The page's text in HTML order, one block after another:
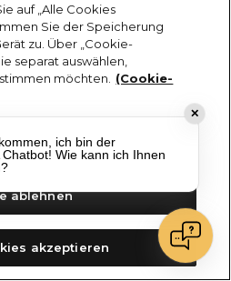
auf „Alle Cookies
Sie der Speicherung
zu. Über „Cookie-
separat auswählen,
möchten.
(Cookie-
Einstellungen
ablehnen
akzeptieren
✕
ich bin der
Chatbot! Wie kann ich Ihnen